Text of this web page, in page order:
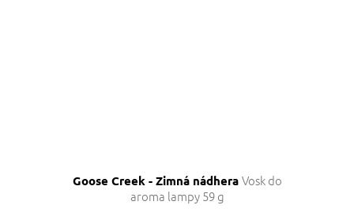
Goose Creek - Zimná nádhera Vosk do
aroma lampy 59 g